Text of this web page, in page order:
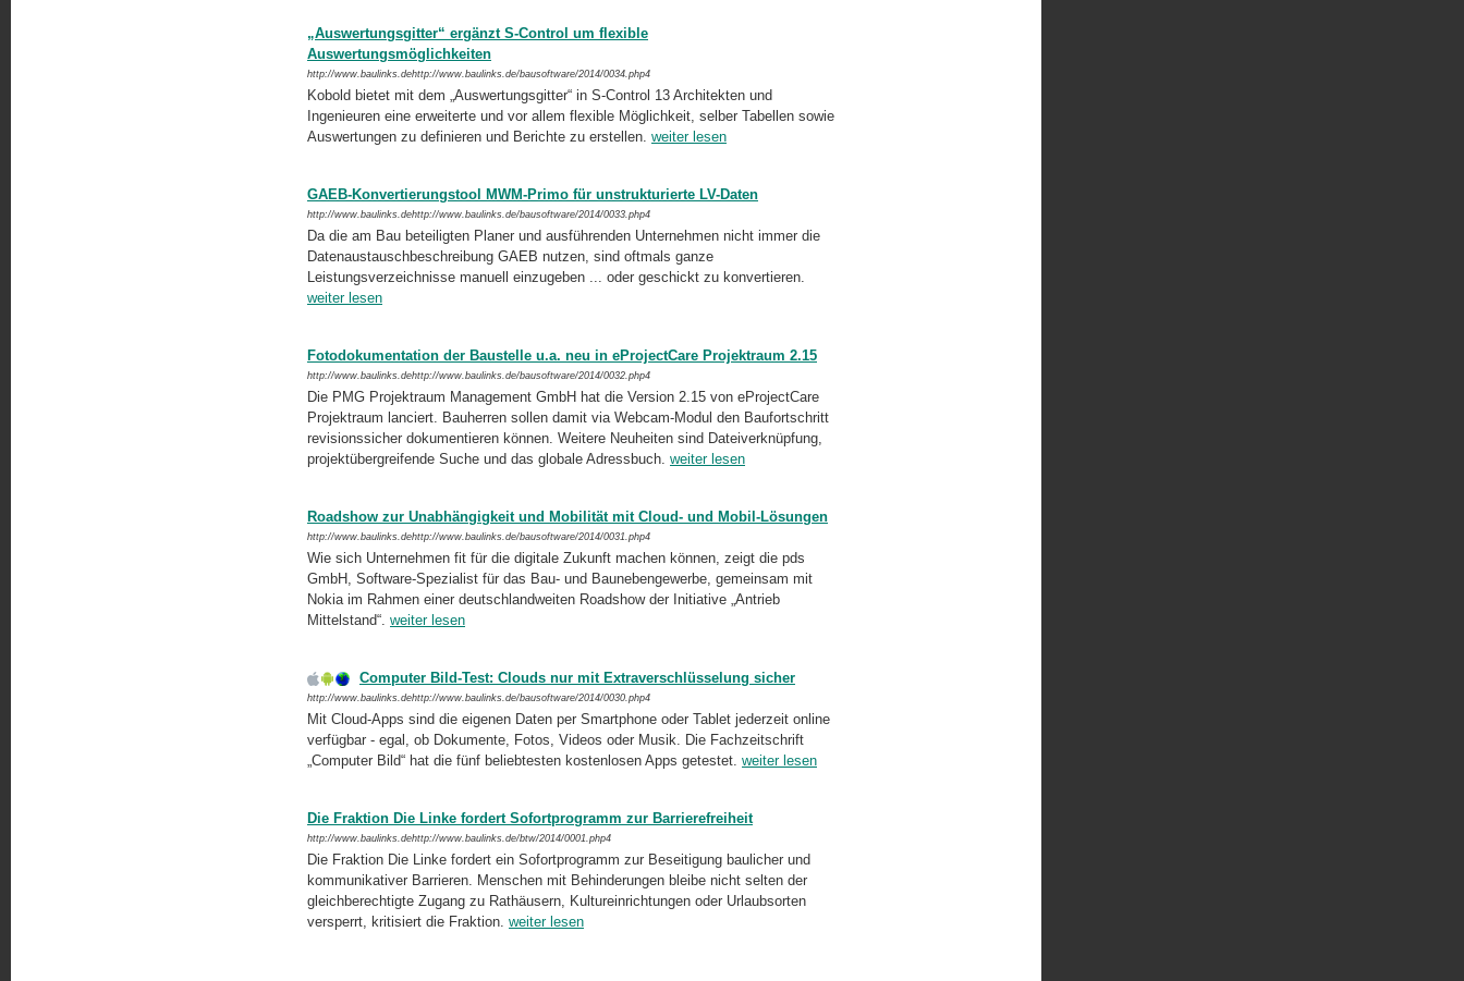
„Auswertungsgitter“ ergänzt S-Control um flexible
Auswertungsmöglichkeiten
http://www.baulinks.dehttp://www.baulinks.de/bausoftware/2014/0034.php4
Kobold bietet mit dem „Auswertungsgitter“ in S-Control 13 Architekten und
Ingenieuren eine erweiterte und vor allem flexible Möglichkeit, sel­ber Tabel­len sowie
Auswertungen zu definieren und Berichte zu erstel­len. weiter lesen
GAEB-Konvertierungstool MWM-Primo für unstrukturierte LV-Daten
http://www.baulinks.dehttp://www.baulinks.de/bausoftware/2014/0033.php4
Da die am Bau beteiligten Planer und ausführenden Unternehmen nicht immer die
Datenaustauschbeschreibung GAEB nutzen, sind oftmals gan­ze
Leistungsverzeichnisse manuell einzugeben ... oder geschickt zu konver­tieren.
weiter lesen
Fotodokumentation der Baustelle u.a. neu in eProjectCare Projektraum 2.15
http://www.baulinks.dehttp://www.baulinks.de/bausoftware/2014/0032.php4
Die PMG Projektraum Management GmbH hat die Version 2.15 von ePro­jectCare
Projektraum lanciert. Bauherren sollen damit via Webcam-Mo­dul den Baufortschritt
revisionssicher dokumentieren können. Weitere Neuhei­ten sind Dateiverknüpfung,
projektübergreifende Suche und das globale Adressbuch. weiter lesen
Roadshow zur Unabhängigkeit und Mobilität mit Cloud- und Mobil-Lösungen
http://www.baulinks.dehttp://www.baulinks.de/bausoftware/2014/0031.php4
Wie sich Unternehmen fit für die digitale Zukunft machen können, zeigt die pds
GmbH, Software-Spezialist für das Bau- und Baunebengewerbe, ge­meinsam mit
Nokia im Rahmen einer deutschlandweiten Roadshow der Ini­tiative „Antrieb
Mittelstand“. weiter lesen
Computer Bild-Test: Clouds nur mit Extraverschlüsselung sicher
http://www.baulinks.dehttp://www.baulinks.de/bausoftware/2014/0030.php4
Mit Cloud-Apps sind die eigenen Daten per Smartphone oder Tablet jeder­zeit online
verfügbar - egal, ob Dokumente, Fotos, Videos oder Musik. Die Fachzeitschrift
„Computer Bild“ hat die fünf beliebtesten kostenlosen Apps getestet. weiter lesen
Die Fraktion Die Linke fordert Sofortprogramm zur Barrierefreiheit
http://www.baulinks.dehttp://www.baulinks.de/btw/2014/0001.php4
Die Fraktion Die Linke fordert ein Sofortprogramm zur Beseitigung bau­licher und
kommunikativer Barrieren. Menschen mit Behinderungen blei­be nicht selten der
gleichberechtigte Zugang zu Rathäusern, Kulturein­richtungen oder Urlaubsorten
versperrt, kritisiert die Fraktion. weiter lesen